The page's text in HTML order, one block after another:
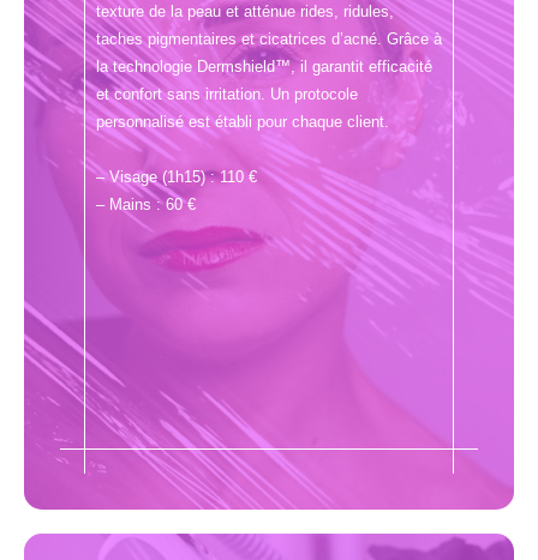
texture de la peau et atténue rides, ridules,
taches pigmentaires et cicatrices d’acné. Grâce à
la technologie Dermshield™, il garantit efficacité
et confort sans irritation. Un protocole
personnalisé est établi pour chaque client.
– Visage (1h15) : 110 €
– Mains : 60 €